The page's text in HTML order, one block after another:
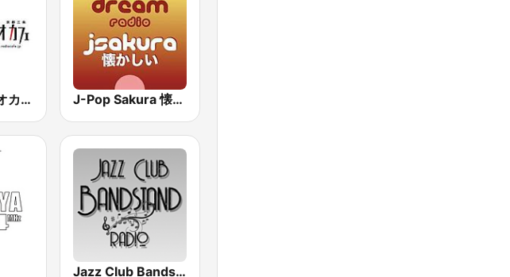
京都三条ラジオカフェ J-Pop Sakura 懐かしい
Jazz Club Bandstand